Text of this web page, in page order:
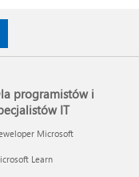
programistów i
IT
Microsoft
Learn